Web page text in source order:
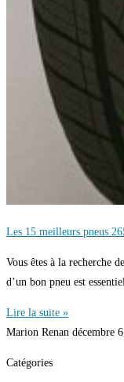
Les 15 meilleurs pneus
Vous êtes à la recherche
d’un bon pneu est
Lire la suite »
Marion Renan décembre
Catégories